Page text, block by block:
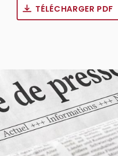
TÉLÉCHARGER PDF